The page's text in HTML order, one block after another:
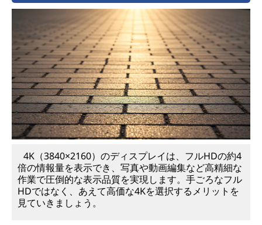
4K（3840×2160）のディスプレイは、フルHDの約4
倍の情報量を表示でき、写真や動画編集など高精細な
作業で圧倒的な表示品質を実現します。手ごろなフル
HDではなく、あえて高価な4Kを選択するメリットを
見ていきましょう。